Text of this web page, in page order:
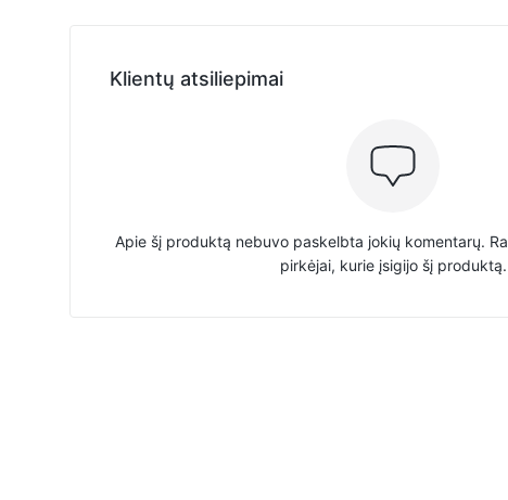
Klientų atsiliepimai
Apie šį produktą nebuvo paskelbta jokių komentarų.
pirkėjai, kurie įsigijo šį produktą.